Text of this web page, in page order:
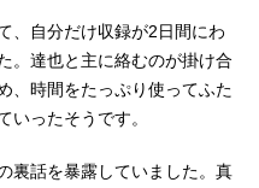
、自分だけ収録が2日間にわ
。達也と主に絡むのが掛け合
、時間をたっぷり使ってふた
いったそうです。
裏話を暴露していました。真